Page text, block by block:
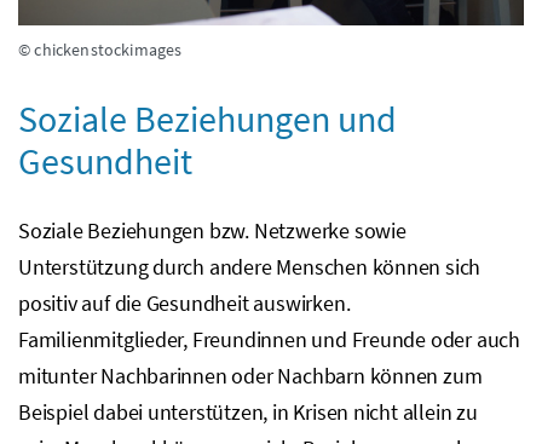
© chickenstockimages
Soziale Beziehungen und
Gesundheit
Soziale Beziehungen bzw. Netzwerke sowie
Unterstützung durch andere Menschen können sich
positiv auf die Gesundheit auswirken.
Familienmitglieder, Freundinnen und Freunde oder auch
mitunter Nachbarinnen oder Nachbarn können zum
Beispiel dabei unterstützen, in Krisen nicht allein zu